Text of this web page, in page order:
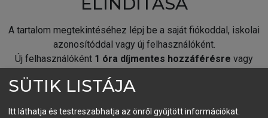
A tartalom megtekintéséhez lépj be a saját fiókoddal, iskolai
azonosítóddal vagy új felhasználóként.
Új felhasználóként 1 óra díjmentes hozzáférésre vagy
fiókoddal,vagy hozz létre új fiókot.
SÜTIK LISTÁJA
Itt láthatja és testreszabhatja az önről gyűjtött információkat.